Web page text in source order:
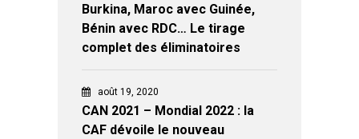
Burkina, Maroc avec Guinée,
Bénin avec RDC… Le tirage
complet des éliminatoires
août 19, 2020
CAN 2021 – Mondial 2022 : la
CAF dévoile le nouveau